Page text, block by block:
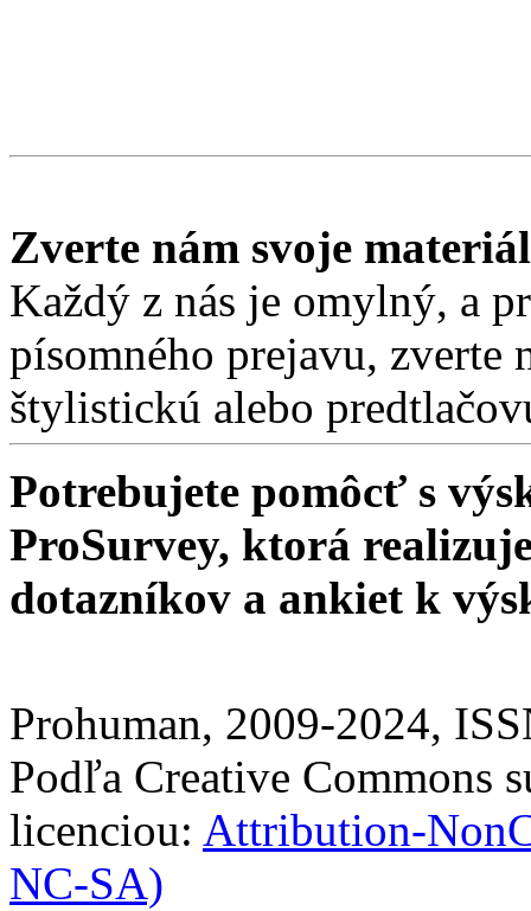
Zverte nám svoje
Každý z nás je omylný, a
písomného prejavu, zverte
štylistickú alebo
Potrebujete pomôcť s
ProSurvey, ktorá
dotazníkov a ankiet k
Prohuman, 2009-2024,
Podľa Creative Commons
licenciou: Attribution-
NC-SA)